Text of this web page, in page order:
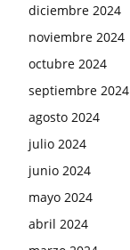
diciembre 2024
noviembre 2024
octubre 2024
septiembre 2024
agosto 2024
julio 2024
junio 2024
mayo 2024
abril 2024